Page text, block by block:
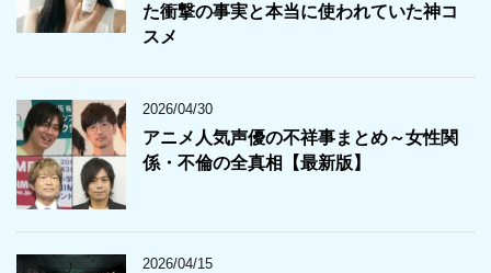
た衝撃の事実と本当に使われていた神コ
スメ
2026/04/30
アニメ人気声優の不祥事まとめ～女性関
係・不倫の全真相【最新版】
2026/04/15